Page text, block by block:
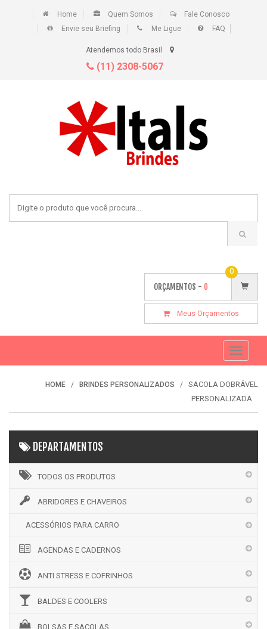
Home Quem Somos
Fale Conosco
Envie seu Briefing
Me Ligue FAQ
Atendemos todo Brasil
(11) 2308-5067
ORÇAMENTOS - 0
0
Meus Orçamentos
Toggle
HOME BRINDES PERSONALIZADOS
SACOLA DOBRÁVEL
PERSONALIZADA
DEPARTAMENTOS
TODOS OS PRODUTOS
ABRIDORES E CHAVEIROS
ACESSÓRIOS PARA CARRO
AGENDAS E CADERNOS
ANTI STRESS E COFRINHOS
BALDES E COOLERS
BOLSAS E SACOLAS